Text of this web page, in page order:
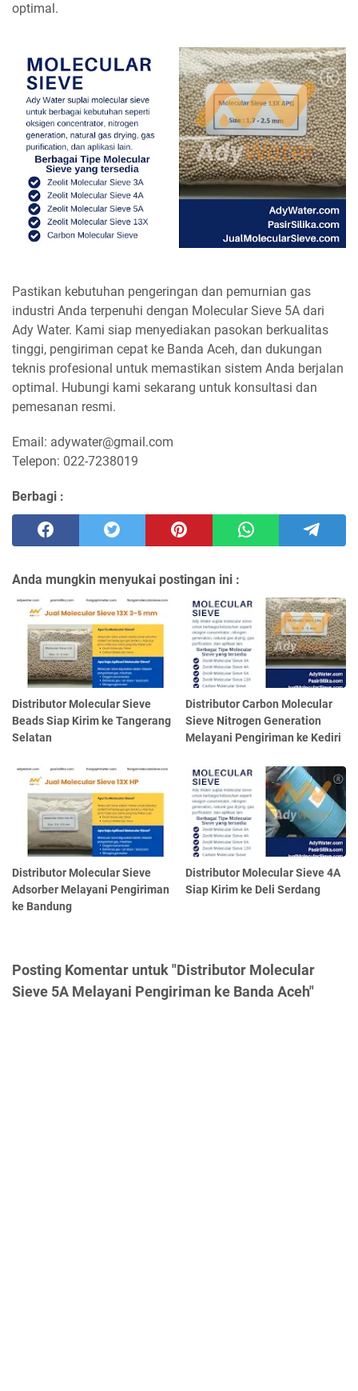
optimal.
Pastikan kebutuhan pengeringan dan pemurnian gas
industri Anda terpenuhi dengan Molecular Sieve 5A dari
Ady Water. Kami siap menyediakan pasokan berkualitas
tinggi, pengiriman cepat ke Banda Aceh, dan dukungan
teknis profesional untuk memastikan sistem Anda berjalan
optimal. Hubungi kami sekarang untuk konsultasi dan
pemesanan resmi.
Email: adywater@gmail.com
Telepon: 022-7238019
Berbagi :
Anda mungkin menyukai postingan ini :
Distributor Molecular Sieve
Beads Siap Kirim ke Tangerang
Selatan
Distributor Carbon Molecular
Sieve Nitrogen Generation
Melayani Pengiriman ke Kediri
Distributor Molecular Sieve
Adsorber Melayani Pengiriman
ke Bandung
Distributor Molecular Sieve 4A
Siap Kirim ke Deli Serdang
Posting Komentar untuk "Distributor Molecular
Sieve 5A Melayani Pengiriman ke Banda Aceh"